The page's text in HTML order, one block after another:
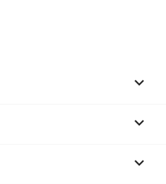


